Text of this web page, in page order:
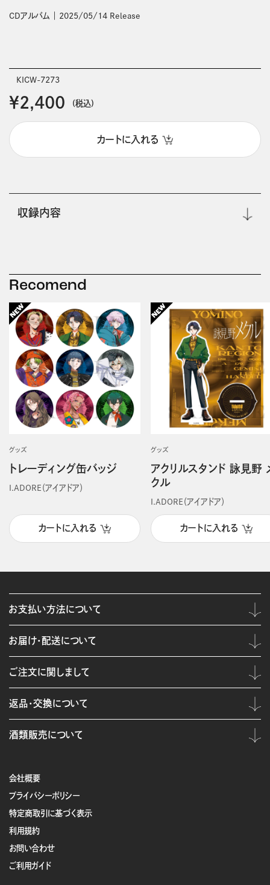
CDアルバム 2025/05/14 Release
KICW-7273
￥2,400 (税込)
カートに入れる
収録内容
Recomend
グッズ
トレーディング缶バッジ
I.ADORE（アイアドア）
カートに入れる
グッズ
アクリルスタンド 詠見野
クル
I.ADORE（アイアドア）
カートに入れる
会社概要
プライバシーポリシー
特定商取引に基づく表示
利用規約
お問い合わせ
ご利用ガイド
お支払い方法について
お届け・配送について
ご注文に関しまして
返品・交換について
酒類販売について